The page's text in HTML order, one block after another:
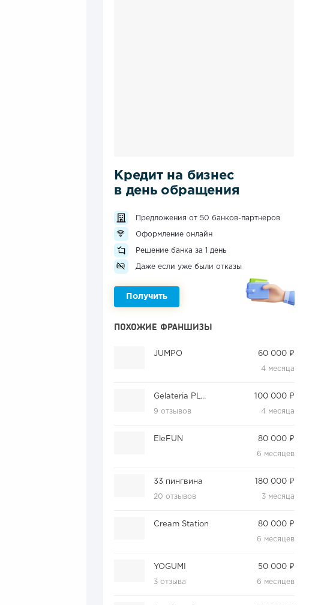
Кредит на бизнес
в день обращения
Предложения от 50 банков-партнеров
Оформление онлайн
Решение банка за 1 день
Даже если уже были отказы
Получить
ПОХОЖИЕ ФРАНШИЗЫ
JUMPO 60 000 ₽
4 месяца
Gelateria PLOMBIR
9 отзывов
100 000 ₽
4 месяца
EleFUN 80 000 ₽
6 месяцев
33 пингвина
20 отзывов
180 000 ₽
3 месяца
Cream Station 80 000 ₽
6 месяцев
YOGUMI
3 отзыва
50 000 ₽
6 месяцев